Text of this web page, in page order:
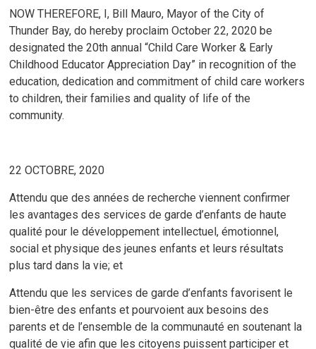
NOW THEREFORE, I, Bill Mauro, Mayor of the City of
Thunder Bay, do hereby proclaim October 22, 2020 be
designated the 20th annual “Child Care Worker & Early
Childhood Educator Appreciation Day” in recognition of the
education, dedication and commitment of child care workers
to children, their families and quality of life of the
community.
22 OCTOBRE, 2020
Attendu que des années de recherche viennent confirmer
les avantages des services de garde d’enfants de haute
qualité pour le développement intellectuel, émotionnel,
social et physique des jeunes enfants et leurs résultats
plus tard dans la vie; et
Attendu que les services de garde d’enfants favorisent le
bien-être des enfants et pourvoient aux besoins des
parents et de l’ensemble de la communauté en soutenant la
qualité de vie afin que les citoyens puissent participer et